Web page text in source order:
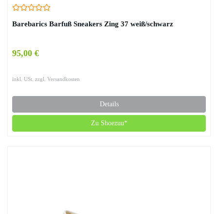
Barebarics Barfuß Sneakers Zing 37 weiß/schwarz
95,00 €
inkl. USt. zzgl. Versandkosten
Details
Zu Shoezuu*